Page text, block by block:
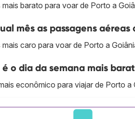
mais barato para voar de Porto a
mês as passagens
mais caro para voar de Porto a
o dia da semana mais
econômico para viajar de Porto a